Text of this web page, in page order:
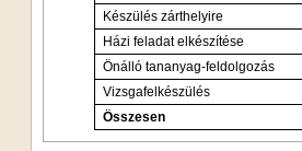
Készülés zárthelyire
Házi feladat elkészítése
Önálló tananyag-feldolgozás
Vizsgafelkészülés
Összesen